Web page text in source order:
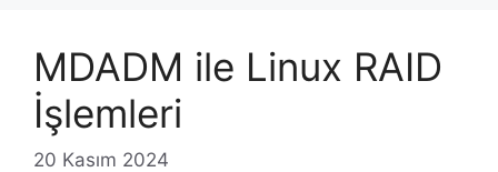
MDADM ile Linux RAID
İşlemleri
20 Kasım 2024